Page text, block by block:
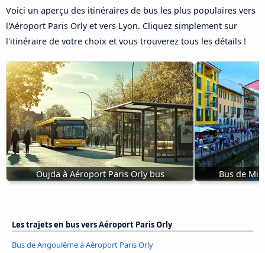
Voici un aperçu des itinéraires de bus les plus populaires vers
l'Aéroport Paris Orly et vers Lyon. Cliquez simplement sur
l'itinéraire de votre choix et vous trouverez tous les détails !
Oujda à Aéroport Paris Orly bus Bus de
Les trajets en bus vers Aéroport Paris Orly
Bus de Angoulême à Aéroport Paris Orly